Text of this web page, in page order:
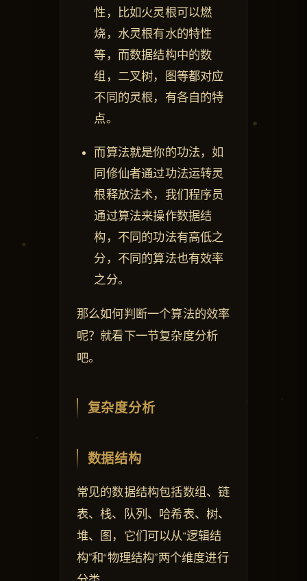
性，比如火灵根可以燃
烧，水灵根有水的特性
等，而数据结构中的数
组，二叉树，图等都对应
不同的灵根，有各自的特
点。
而算法就是你的功法，如
同修仙者通过功法运转灵
根释放法术，我们程序员
通过算法来操作数据结
构，不同的功法有高低之
分，不同的算法也有效率
之分。
那么如何判断一个算法的效率
呢？就看下一节复杂度分析
吧。
复杂度分析
数据结构
常见的数据结构包括数组、链
表、栈、队列、哈希表、树、
堆、图，它们可以从“逻辑结
构”和“物理结构”两个维度进行